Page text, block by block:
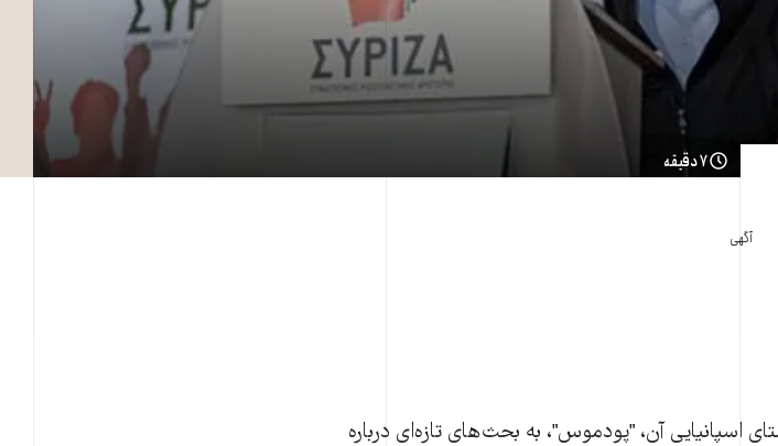
۷ دقیقه
آگهی
اسپانیایی آن، "پودموس"، به بحث‌های تازه‌ای درباره